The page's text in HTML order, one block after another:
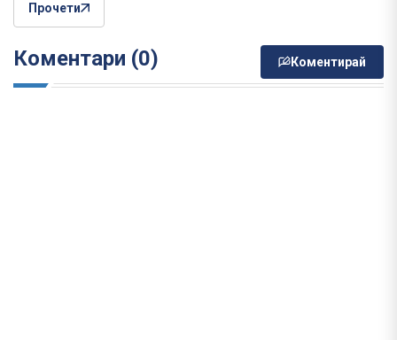
Прочети
Коментари (0) Коментирай